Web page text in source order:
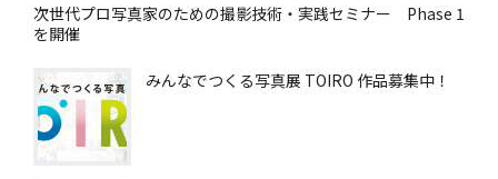
次世代プロ写真家のための撮影技術・実践セミナー Phase 1
を開催
みんなでつくる写真展 TOIRO 作品募集中！